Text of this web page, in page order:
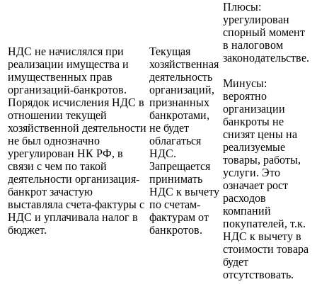
НДС не начислялся при
реализации имущества и
имущественных прав
организаций-банкротов.
Порядок исчисления НДС в
отношении текущей
хозяйственной деятельности
не был однозначно
урегулирован НК РФ, в
связи с чем по такой
деятельности организация-
банкрот зачастую
выставляла счета-фактуры с
НДС и уплачивала налог в
бюджет.
Текущая
хозяйственная
деятельность
организаций,
признанных
банкротами,
не будет
облагаться
НДС.
Запрещается
принимать
НДС к вычету
по счетам-
фактурам от
банкротов.
Плюсы:
урегулирован
спорный момент
в налоговом
законодательстве.
Минусы:
вероятно
организации
банкроты не
снизят цены на
реализуемые
товары, работы,
услуги. Это
означает рост
расходов
компаний
покупателей, т.к.
НДС к вычету в
стоимости товара
будет
отсутствовать.